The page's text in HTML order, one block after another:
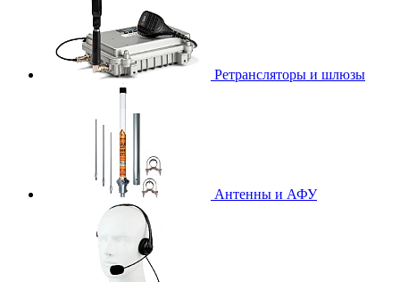
Ретрансляторы и шлюзы
Антенны и АФУ